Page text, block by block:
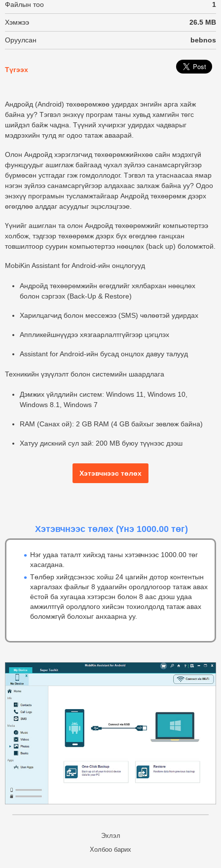
Файлын тоо 1
Хэмжээ 26.5 MB
Оруулсан bebnos
Түгээх
Андройд (Android) төхөөрөмжөө удирдах энгийн арга хайж
байна уу? Тэгвэл энэхүү програм таны хувьд хамгийн төгс
шийдэл байж чадна. Түүний хүчирхэг удирдах чадварыг
мэдрэхийн тулд яг одоо татаж аваарай.
Олон Андройд хэрэглэгчид төхөөрөмжийнхөө сайн мэдэхгүй
функцуудыг ашиглаж байгаад чухал зүйлээ санамсаргүйгээр
бүрмөсөн устгадаг гэж гомдоллодог. Тэгвэл та утаснаасаа ямар
нэгэн зүйлээ санамсаргүйгээр алдахаас залхаж байна уу? Одоо
энэхүү програмын тусламжтайгаар Андройд төхөөрөмж дээрх
өгөгдлөө алддаг асуудлыг эцэслэцгээе.
Үүнийг ашиглан та олон Андройд төхөөрөмжийг компьютертээ
холбож, тэдгээр төхөөрөмж дээрх бүх өгөгдлөө ганцхан
товшилтоор суурин компьютертээ нөөцлөх (back up) боломжтой.
MobiKin Assistant for Android-ийн онцлогууд
Андройд төхөөрөмжийн өгөгдлийг хялбархан нөөцлөх
болон сэргээх (Back-Up & Restore)
Харилцагчид болон мессежээ (SMS) чөлөөтэй удирдах
Аппликейшнүүдээ хязгаарлалтгүйгээр цэгцлэх
Assistant for Android-ийн бусад онцлох давуу талууд
Техникийн үзүүлэлт болон системийн шаардлага
Дэмжих үйлдлийн систем: Windows 11, Windows 10,
Windows 8.1, Windows 7
RAM (Санах ой): 2 GB RAM (4 GB байхыг зөвлөж байна)
Хатуу дискний сул зай: 200 MB буюу түүнээс дээш
Хэтэвчнээс төлөх
Хэтэвчнээс төлөх (Үнэ 1000.00 төг)
Нэг удаа таталт хийхэд таны хэтэвчнээс 1000.00 төг
хасагдана.
Төлбөр хийгдсэнээс хойш 24 цагийн дотор контентын
харгалзах файлыг 8 удаагийн оролдлогоор татаж авах
ёстой ба хугацаа хэтэрсэн болон 8 аас дээш удаа
амжилтгүй оролдлого хийсэн тохиолдолд татаж авах
боломжгүй болохыг анхаарна уу.
Эхлэл
Холбоо барих